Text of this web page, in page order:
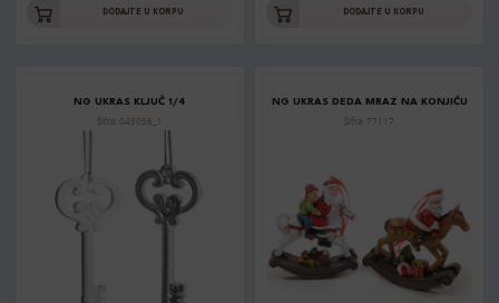
DODAJTE U KORPU DODAJTE U KORPU
NG UKRAS KLJUČ 1/4
Šifra: 045056_1
NG UKRAS DEDA MRAZ NA KONJIĆU
Šifra: 77117